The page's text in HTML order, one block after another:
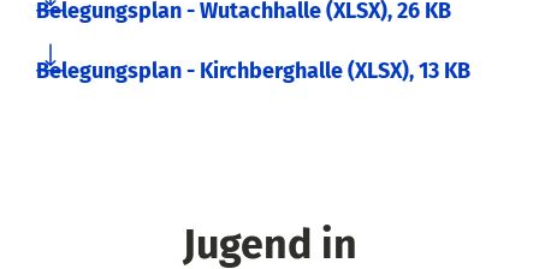
Belegungsplan - Wutachhalle (XLSX), 26 KB
Belegungsplan - Kirchberghalle (XLSX), 13 KB
Jugend in